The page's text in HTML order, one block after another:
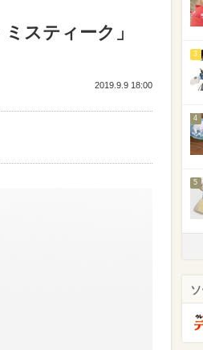
スティーク」
2019.9.9 18:00
3
4
5